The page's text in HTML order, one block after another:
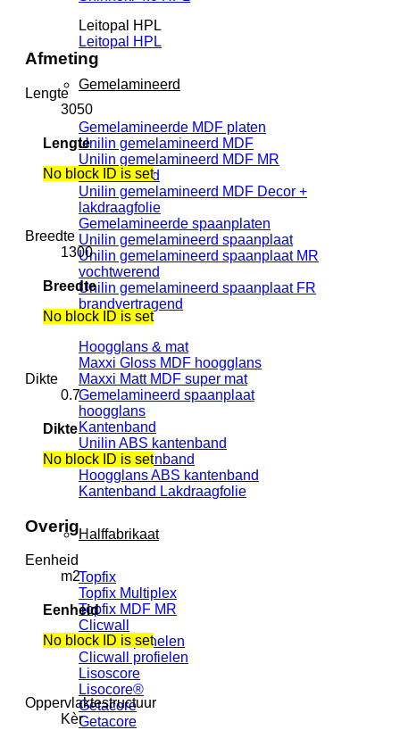
Leitopal HPL
Leitopal HPL
Gemelamineerd
Gemelamineerde MDF platen
Unilin gemelamineerd MDF
Unilin gemelamineerd MDF MR
vochtwerend
Unilin gemelamineerd MDF Decor +
lakdraagfolie
Gemelamineerde spaanplaten
Unilin gemelamineerd spaanplaat
Unilin gemelamineerd spaanplaat MR
vochtwerend
Unilin gemelamineerd spaanplaat FR
brandvertragend
Hoogglans & mat
Maxxi Gloss MDF hoogglans
Maxxi Matt MDF super mat
Gemelamineerd spaanplaat
hoogglans
Kantenband
Unilin ABS kantenband
Maxxi kantenband
Hoogglans ABS kantenband
Kantenband Lakdraagfolie
Halffabrikaat
Topfix
Topfix Multiplex
Topfix MDF MR
Clicwall
Clicwall panelen
Clicwall profielen
Lisoscore
Lisocore®
Getacore
Getacore
Afmeting
Lengte
3050
Lengte
No block ID is set
Breedte
1300
Breedte
No block ID is set
Dikte
0.7
Dikte
No block ID is set
Overig
Eenheid
m2
Eenheid
No block ID is set
Oppervlaktestructuur
Kèr